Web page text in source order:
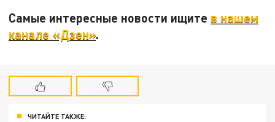
Самые интересные новости ищите в нашем
канале «Дзен».
ЧИТАЙТЕ ТАКЖЕ: